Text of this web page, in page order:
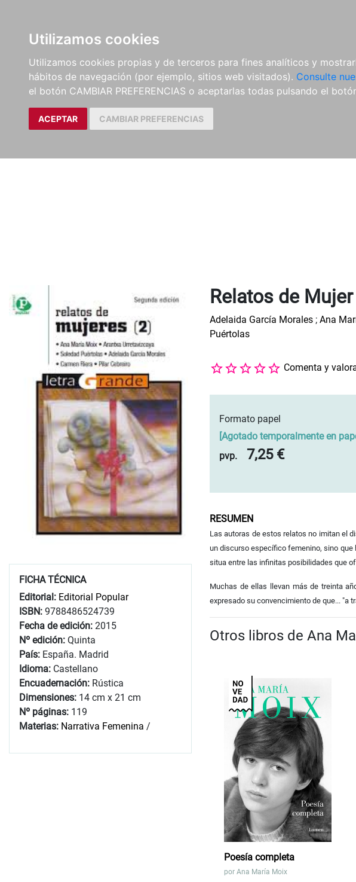
Utilizamos cookies
Utilizamos cookies propias y de terceros para fines analíticos y
hábitos de navegación (por ejemplo, sitios web visitados). Consulte
el botón CAMBIAR PREFERENCIAS o aceptarlas todas pulsando el
ACEPTAR CAMBIAR PREFERENCIAS
FICHA TÉCNICA
Editorial: Editorial Popular
ISBN: 9788486524739
Fecha de edición: 2015
Nº edición: Quinta
País: España. Madrid
Idioma: Castellano
Encuadernación: Rústica
Dimensiones: 14 cm x 21 cm
Nº páginas: 119
Materias: Narrativa Femenina /
Relatos de
Adelaida García Morales ; Ana
Puértolas
Comenta y
Formato papel
[Agotado temporalmente en
pvp.
7,25 €
RESUMEN
Las autoras de estos relatos no imitan el
un discurso específico femenino, sino que
situa entre las infinitas posibilidades que
Muchas de ellas llevan más de treinta
expresado su convencimiento de que... "a
Otros libros de Ana
Poesía completa
por Ana María Moix